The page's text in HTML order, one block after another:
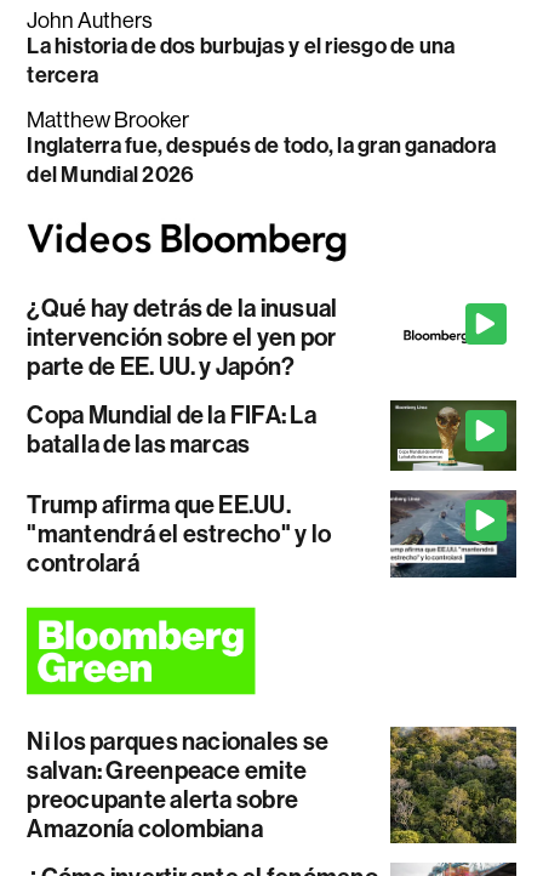
John Authers
La historia de dos burbujas y el riesgo de una
tercera
Matthew Brooker
Inglaterra fue, después de todo, la gran ganadora
del Mundial 2026
¿Qué hay detrás de la inusual
intervención sobre el yen por
parte de EE. UU. y Japón?
Copa Mundial de la FIFA: La
batalla de las marcas
Trump afirma que EE.UU.
"mantendrá el estrecho" y lo
controlará
Ni los parques nacionales se
salvan: Greenpeace emite
preocupante alerta sobre
Amazonía colombiana